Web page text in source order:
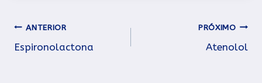
Navegação
de
ANTERIOR
Espironolactona
PRÓXIMO
Atenolol